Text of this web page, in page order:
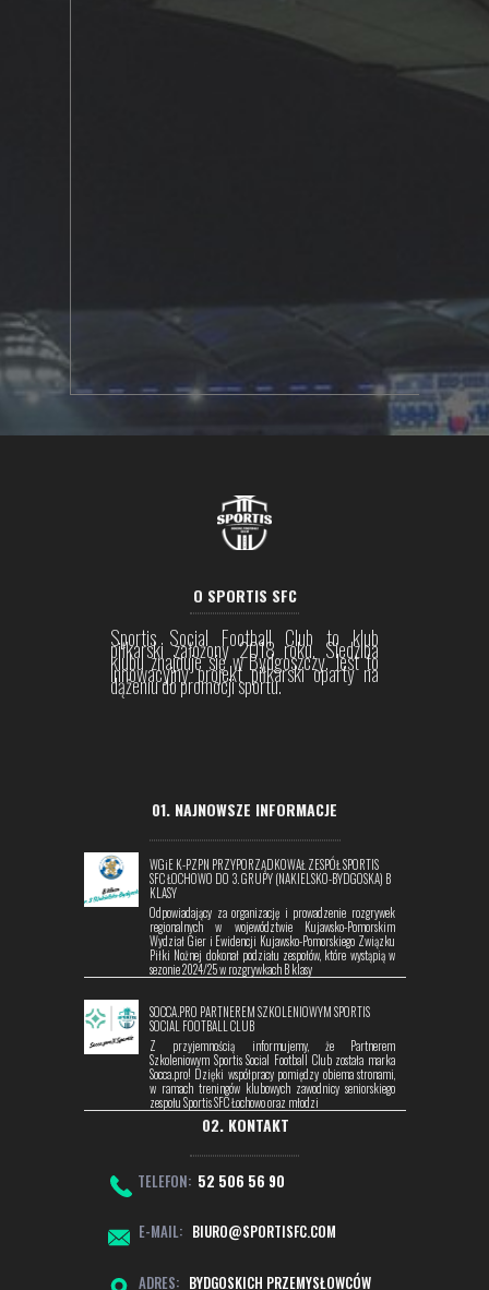
ADRES: BYDGOSKICH PRZEMYSŁOWCÓW
E-MAIL: BIURO@SPORTISFC.COM
TELEFON: 52 506 56 90
WGiE K-PZPN PRZYPORZĄDKOWAŁ ZESPÓŁ SPORTIS
SFC ŁOCHOWO DO 3. GRUPY (NAKIELSKO-BYDGOSKA) B
KLASY
Odpowiadający za organizację i prowadzenie rozgrywek
regionalnych w województwie Kujawsko-Pomorskim
Wydział Gier i Ewidencji Kujawsko-Pomorskiego Związku
Piłki Nożnej dokonał podziału zespołów, które wystąpią w
sezonie 2024/25 w rozgrywkach B klasy
SOCCA.PRO PARTNEREM SZKOLENIOWYM SPORTIS
SOCIAL FOOTBALL CLUB
Z przyjemnością informujemy, że Partnerem
Szkoleniowym Sportis Social Football Club została marka
Socca.pro! Dzięki współpracy pomiędzy obiema stronami,
w ramach treningów klubowych zawodnicy seniorskiego
zespołu Sportis SFC Łochowo oraz młodzi
02. KONTAKT
01. NAJNOWSZE INFORMACJE
Sportis Social Football Club to klub
piłkarski założony 2018 roku. Siedziba
klubu znajduje się w Bydgoszczy. Jest to
innowacyjny projekt piłkarski oparty na
dążeniu do promocji sportu.
O SPORTIS SFC